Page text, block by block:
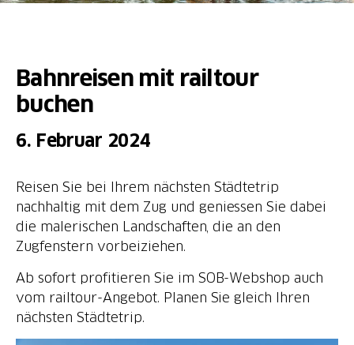
Bahnreisen mit railtour
buchen
6. Februar 2024
Reisen Sie bei Ihrem nächsten Städtetrip
nachhaltig mit dem Zug und geniessen Sie dabei
die malerischen Landschaften, die an den
Zugfenstern vorbeiziehen.
Ab sofort profitieren Sie im SOB-Webshop auch
vom railtour-Angebot. Planen Sie gleich Ihren
nächsten Städtetrip.